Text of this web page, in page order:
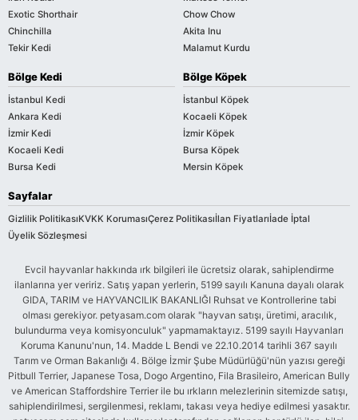
Exotic Shorthair
Chinchilla
Tekir Kedi
Chow Chow
Akita Inu
Malamut Kurdu
Bölge Kedi
İstanbul Kedi
Ankara Kedi
İzmir Kedi
Kocaeli Kedi
Bursa Kedi
Bölge Köpek
İstanbul Köpek
Kocaeli Köpek
İzmir Köpek
Bursa Köpek
Mersin Köpek
Sayfalar
Gizlilik PolitikasıKVKK KorumasıÇerez Politikasıİlan Fiyatlarıİade İptal
Üyelik Sözleşmesi
Evcil hayvanlar hakkında ırk bilgileri ile ücretsiz olarak, sahiplendirme
ilanlarına yer veririz. Satış yapan yerlerin, 5199 sayılı Kanuna dayalı olarak
GIDA, TARIM ve HAYVANCILIK BAKANLIĞI Ruhsat ve Kontrollerine tabi
olması gerekiyor. petyasam.com olarak "hayvan satışı, üretimi, aracılık,
bulundurma veya komisyonculuk" yapmamaktayız. 5199 sayılı Hayvanları
Koruma Kanunu'nun, 14. Madde L Bendi ve 22.10.2014 tarihli 367 sayılı
Tarım ve Orman Bakanlığı 4. Bölge İzmir Şube Müdürlüğü'nün yazısı gereği
Pitbull Terrier, Japanese Tosa, Dogo Argentino, Fila Brasileiro, American Bully
ve American Staffordshire Terrier ile bu ırkların melezlerinin sitemizde satışı,
sahiplendirilmesi, sergilenmesi, reklamı, takası veya hediye edilmesi yasaktır.